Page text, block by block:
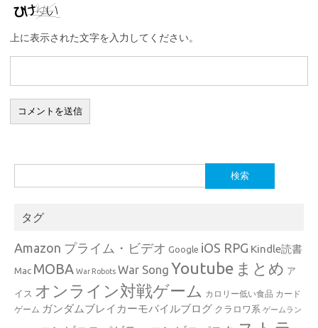
上に表示された文字を入力してください。
索:
タグ
Amazon プライム・ビデオ Google iOS RPG Kindle読書
Mac MOBA War Robots War Song Youtube まとめ ア
イス オンライン対戦ゲーム カロリー低い食品 カード
ゲーム ガンダムブレイカーモバイルブログ クラロワ系 ゲームラン